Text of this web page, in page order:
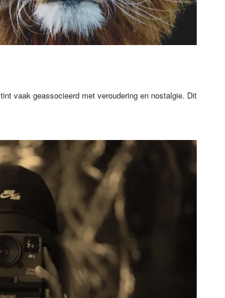
vaak geassocieerd met veroudering en nostalgie. Dit